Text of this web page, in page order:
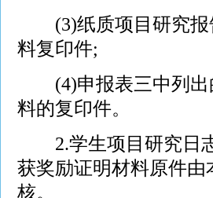
(3)纸质项目研究报
料复印件;
(4)申报表三中列出
料的复印件。
2.学生项目研究日志
获奖励证明材料原件
核。